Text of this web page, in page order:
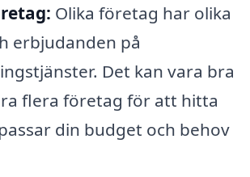
Olika företag har olika
erbjudanden på
Det kan vara bra
flera företag för att hitta
din budget och behov